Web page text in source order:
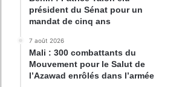
président du Sénat pour un
mandat de cinq ans
7 août 2026
Mali : 300 combattants du
Mouvement pour le Salut de
l’Azawad enrôlés dans l’armée